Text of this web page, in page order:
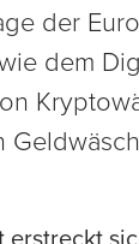
der
dem